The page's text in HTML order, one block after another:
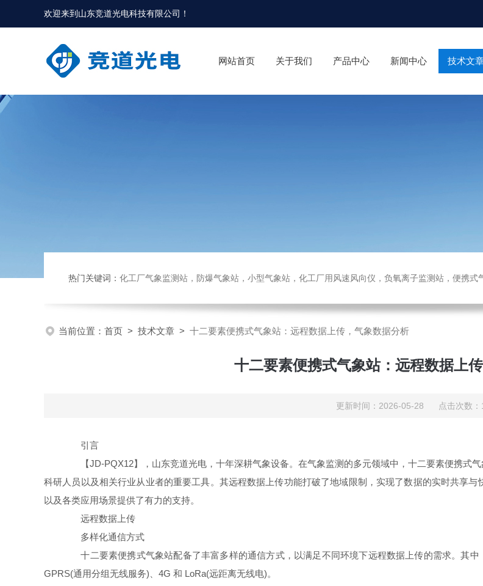
欢迎来到 山东竞道光电科技有限公司 ！
网站首页 关于我们 产品中心 新闻中心 技术文
热门关键词： 化工厂气象监测站，防爆气象站，小型气象站，化工厂用风速风向仪，负氧离子监测站，便携式气象站，水
当前位置： 首页 > 技术文章 > 十二要素便携式气象站：远程数据上传，气象数据分析
十二要素便携式气象站：远程数据上
更新时间：2026-05-28 点击次数：
引言
【JD-PQX12】，山东竞道光电，十年深耕气象设备。在气象监测的多元领域中，十二要素便携式气
科研人员以及相关行业从业者的重要工具。其远程数据上传功能打破了地域限制，实现了数据的实时共享
以及各类应用场景提供了有力的支持。
远程数据上传
多样化通信方式
十二要素便携式气象站配备了丰富多样的通信方式，以满足不同环境下远程数据上传的需求。其中
GPRS(通用分组无线服务)、4G 和 LoRa(远距离无线电)。